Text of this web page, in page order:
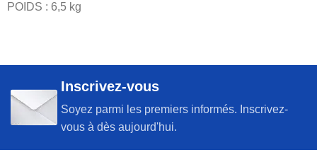
POIDS : 6,5 kg
Inscrivez-vous
Soyez parmi les premiers informés. Inscrivez-
vous à dès aujourd'hui.